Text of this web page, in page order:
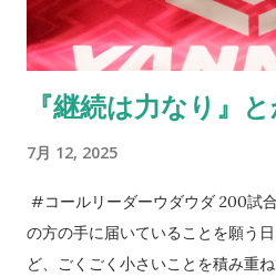
いっていることに、誕生日以上に
の監督に言われた一言を思い出す
のも真実。だが、綺麗なコレオを
きるとかだけではない、「サポー
後10年後のクラブはきっと彼らが
日は誕生日である。プレゼントを
に関わる方々のKindleの片隅に「
ッソライフが。 」を置いてくださ
『継続は力なり』と
7月 12, 2025
#コールリーダーウダウダ 200試
の方の手に届いていることを願う
ど、ごくごく小さいことを積み重